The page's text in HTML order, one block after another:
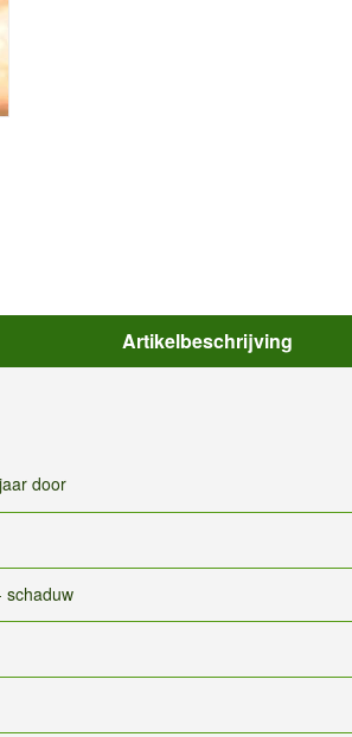
Artikelbeschrijving
door
schaduw